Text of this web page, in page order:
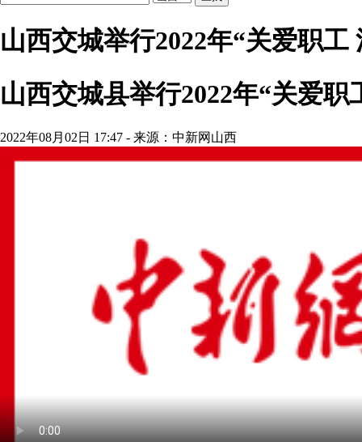
山西交城举行2022年“关爱职
山西交城县举行2022年“关爱
2022年08月02日 17:47 - 来源：中新网山西